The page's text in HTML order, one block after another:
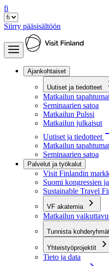
fi
Siirry pääsisältöön
Ajankohtaiset
Uutiset ja tiedotteet
Matkailun
Seminaarien satoa
Matkailun Pulssi
Matkailun julkaisut
Uutiset ja tiedotteet
Matkailun
Seminaarien satoa
Palvelut ja työkalut
Visit Finlandin
Suomi kongressien
Sustainable Travel
VF akatemia
Matkailun
Tunnista
Yhteistyöprojektit
Tieto ja data